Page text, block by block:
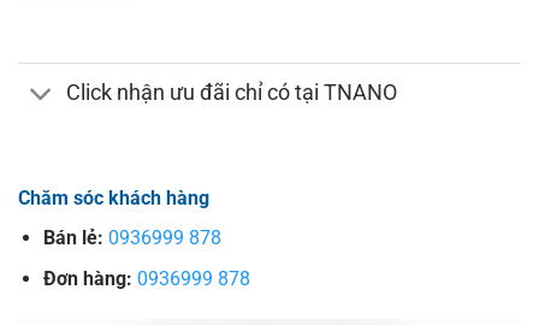
Click nhận ưu đãi chỉ có tại TNANO
Chăm sóc khách hàng
Bán lẻ: 0936999 878
Đơn hàng: 0936999 878